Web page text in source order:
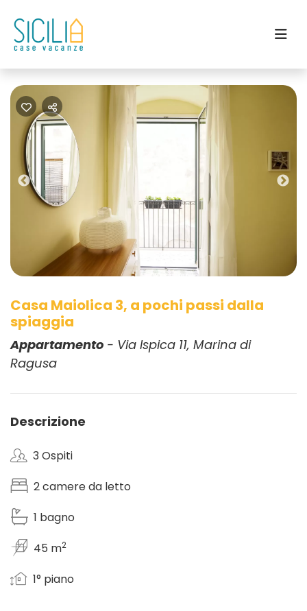
Previous
Casa Maiolica 3, a pochi passi dalla
spiaggia
Appartamento - Via Ispica 11, Marina di
Ragusa
Descrizione
3 Ospiti
2 camere da letto
1 bagno
45 m2
1° piano